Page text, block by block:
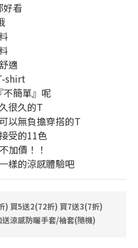
好看
適
shirt
不簡單』呢
很久的T
以無負擔穿搭的T
受的11色
加價！！
樣的涼感體驗吧
) 買5送2(72折) 買7送3(7折)
涼感防曬手套/袖套(隨機)